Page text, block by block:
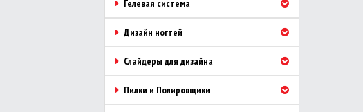
Гелевая система
Дизайн ногтей
Слайдеры для дизайна
Пилки и Полировщики